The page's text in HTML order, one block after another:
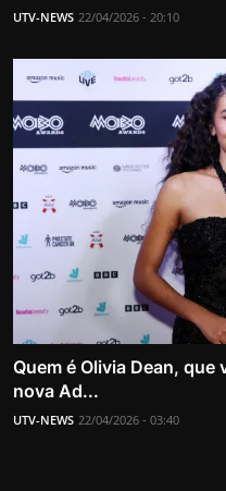
UTV-NEWS 22/04/2026 - 20:10
Quem é Olivia Dean, que
nova Ad...
UTV-NEWS 22/04/2026 - 03:40